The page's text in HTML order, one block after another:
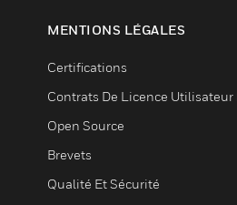
MENTIONS LÉGALES
Certifications
Contrats De Licence Utilisateur
Open Source
Brevets
Qualité Et Sécurité